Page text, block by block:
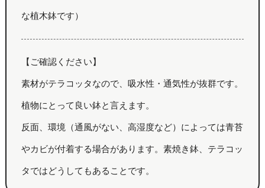
な植木鉢です）
【ご確認ください】
素材がテラコッタなので、吸水性・通気性が抜群です。
植物にとって良い鉢と言えます。
反面、環境（通風がない、高湿度など）によっては青苔
やカビが付着する場合があります。素焼き鉢、テラコッ
タではどうしてもあることです。